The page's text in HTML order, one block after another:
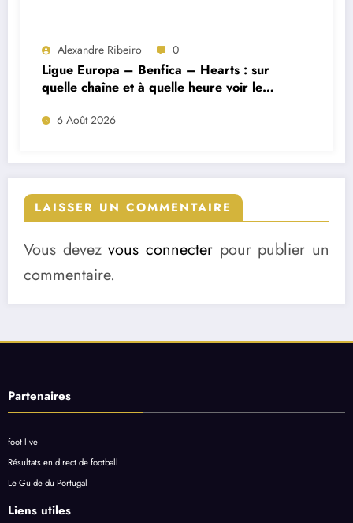
Alexandre Ribeiro 0
Ligue Europa – Benfica – Hearts : sur
quelle chaîne et à quelle heure voir le
match ?
6 Août 2026
LAISSER UN COMMENTAIRE
Vous devezvous connecter pour publier un
commentaire.
Partenaires
foot live
Résultats en direct de football
Le Guide du Portugal
Liens utiles